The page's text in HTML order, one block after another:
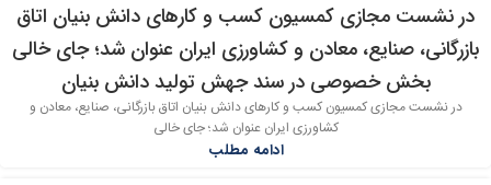
30
تیر
در نشست مجازی کمسیون کسب و کارهای دانش بنیان اتاق
بازرگانی، صنایع، معادن و کشاورزی ایران عنوان شد؛ جای خالی
بخش خصوصی در سند جهش تولید دانش بنیان
در نشست مجازی کمسیون کسب و کارهای دانش بنیان اتاق بازرگانی، صنایع، معادن و
کشاورزی ایران عنوان شد؛ جای خالی
ادامه مطلب